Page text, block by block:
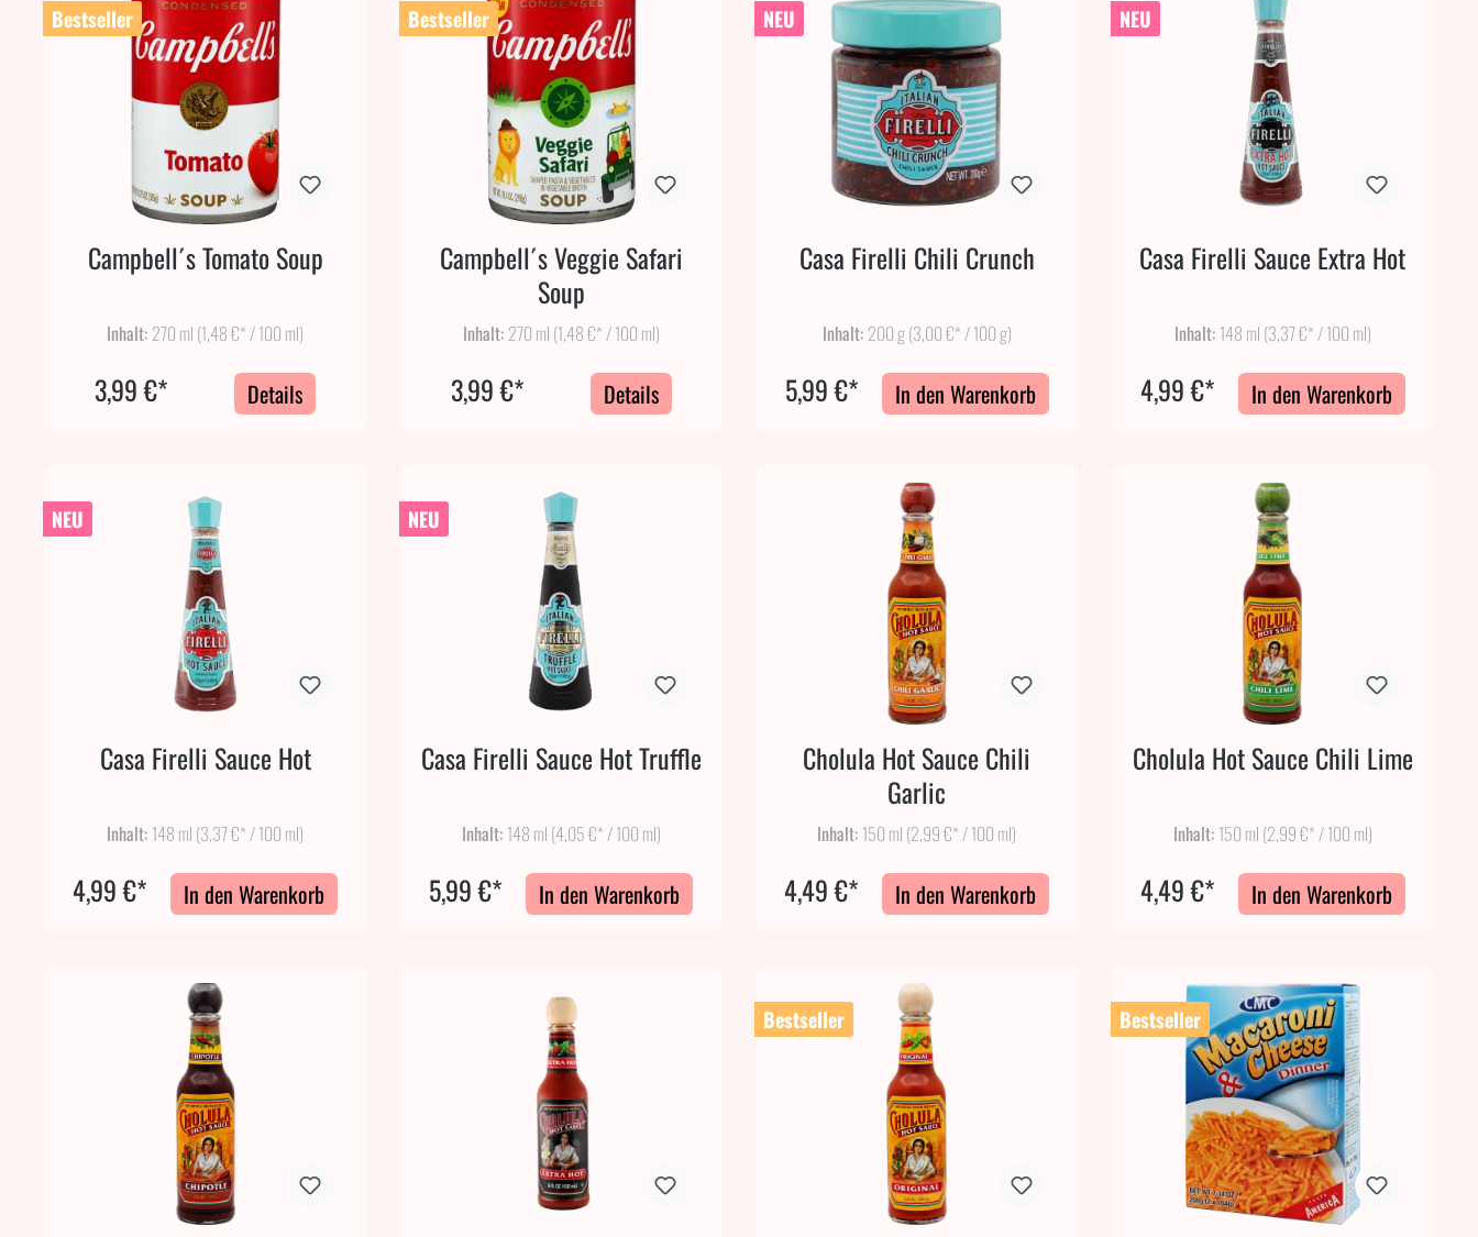
Bestseller
Campbell´s Tomato Soup
Inhalt: 270 ml (1,48 €* / 100 ml)
3,99 €* Details
Bestseller
Campbell´s Veggie Safari
Soup
Inhalt: 270 ml (1,48 €* / 100 ml)
3,99 €* Details
NEU
Casa Firelli Chili Crunch
Inhalt: 200 g(3,00 €* / 100 g)
5,99 €* In den Warenkorb
NEU
Casa Firelli Sauce Extra Hot
Inhalt: 148 ml (3,37 €* / 100 ml)
4,99 €* In den Warenkorb
NEU
Casa Firelli Sauce Hot
Inhalt: 148 ml (3,37 €* / 100 ml)
4,99 €* In den Warenkorb
NEU
Casa Firelli Sauce Hot Truffle
Inhalt: 148 ml (4,05 €* / 100 ml)
5,99 €* In den Warenkorb
Cholula Hot Sauce Chili
Garlic
Inhalt: 150 ml (2,99 €* / 100 ml)
4,49 €* In den Warenkorb
Cholula Hot Sauce Chili Lime
Inhalt: 150 ml (2,99 €* / 100 ml)
4,49 €* In den Warenkorb
Bestseller Bestseller